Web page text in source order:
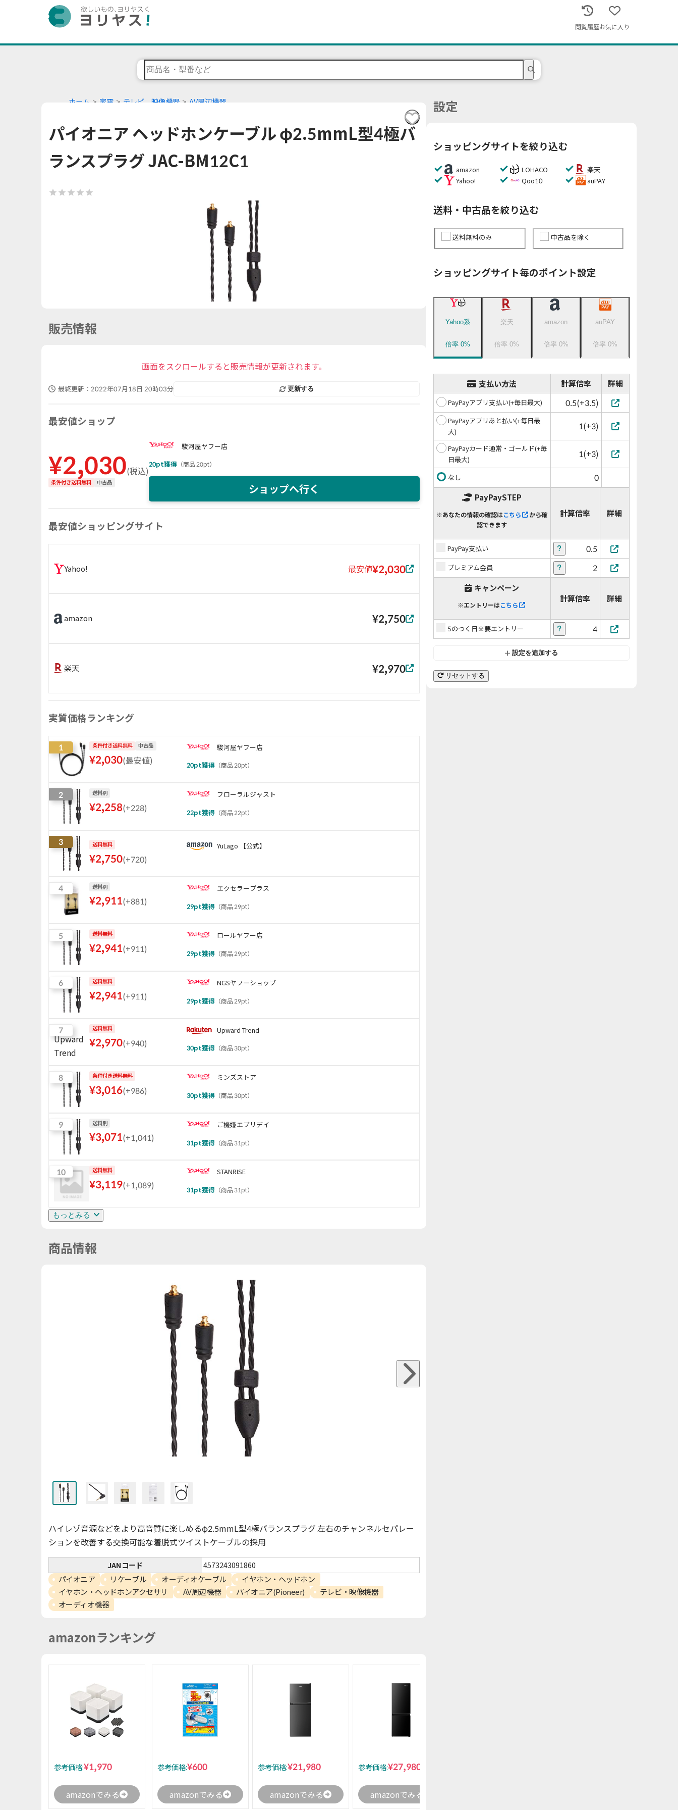
閲覧履歴お気に入り
ホーム 家電 テレビ、映像機器 AV周辺機器
パイオニア ヘッドホンケーブル φ2.5mmL型4極バ
ランスプラグ JAC-BM12C1
販売情報
画面をスクロールすると販売情報が更新されます。
最終更新： 2022年07月18日 20時03分 更新する
最安値ショップ
¥2,030(税込)
条件付き送料無料 中古品
駿河屋ヤフー店
20pt獲得 （商品 20pt）
ショップへ行く
最安値ショッピングサイト
Yahoo! 最安値¥2,030
amazon ¥2,750
楽天 ¥2,970
実質価格ランキング
1 条件付き送料無料 中古品
¥2,030(最安値)
駿河屋ヤフー店
20pt獲得 （商品 20pt）
2 送料別
¥2,258(+228)
フローラルジャスト
22pt獲得 （商品 22pt）
3 送料無料
¥2,750(+720)
YuLago 【公式】
4 送料別
¥2,911(+881)
エクセラープラス
29pt獲得 （商品 29pt）
5 送料無料
¥2,941 (+911)
ロールヤフー店
29pt獲得 （商品 29pt）
6 送料無料
¥2,941 (+911)
NGSヤフーショップ
29pt獲得 （商品 29pt）
7 送料無料
¥2,970(+940)
Upward Trend
30pt獲得 （商品 30pt）
8 条件付き送料無料
¥3,016(+986)
ミンズストア
30pt獲得 （商品 30pt）
9 送料別
¥3,071(+1,041)
ご機嫌エブリデイ
31pt獲得 （商品 31pt）
10 送料無料
¥3,119(+1,089)
STANRISE
31pt獲得 （商品 31pt）
もっとみる
商品情報
ハイレゾ音源などをより高音質に楽しめるφ2.5mmL型4極バランスプラグ 左右のチャンネルセパレー
ションを改善する交換可能な着脱式ツイストケーブルの採用
JANコード 4573243091860
パイオニア リケーブル オーディオケーブル
イヤホン・ヘッドホン
イヤホン・ヘッドホンアクセサリ
AV周辺機器 パイオニア(Pioneer)
テレビ・映像機器
オーディオ機器
amazonランキング
参考価格:¥1,970
amazonでみる
参考価格:¥600
amazonでみる
参考価格:¥21,980
amazonでみる
参考価格:¥27,980
amazonでみる
設定
ショッピングサイトを絞り込む
amazon LOHACO
楽天
Yahoo!
Qoo10 auPAY
送料・中古品を絞り込む
送料無料のみ 中古品を除く
ショッピングサイト毎のポイント設定
Yahoo系
倍率0%
楽天
倍率0%
amazon
倍率 0%
auPAY
倍率0%
支払い方法 計算倍率 詳細
PayPayアプリ支払い(+毎日最大) 0.5(+3.5)
PayPayアプリあと払い(+毎日最
大)
1(+3)
PayPayカード通常・ゴールド(+毎
日最大)
1(+3)
なし 0
PayPaySTEP
※あなたの情報の確認はこちら
から確
認できます
計算倍率 詳細
PayPay支払い 0.5
プレミアム会員 2
キャンペーン
※エントリーはこちら
計算倍率 詳細
5のつく日※要エントリー 4
設定を追加する
リセットする